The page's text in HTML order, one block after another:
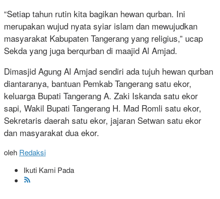
“Setiap tahun rutin kita bagikan hewan qurban. Ini
merupakan wujud nyata syiar islam dan mewujudkan
masyarakat Kabupaten Tangerang yang religius,” ucap
Sekda yang juga berqurban di maajid Al Amjad.
Dimasjid Agung Al Amjad sendiri ada tujuh hewan qurban
diantaranya, bantuan Pemkab Tangerang satu ekor,
keluarga Bupati Tangerang A. Zaki Iskanda satu ekor
sapi, Wakil Bupati Tangerang H. Mad Romli satu ekor,
Sekretaris daerah satu ekor, jajaran Setwan satu ekor
dan masyarakat dua ekor.
oleh Redaksi
Ikuti Kami Pada